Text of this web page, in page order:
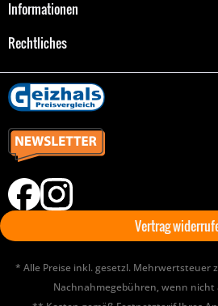
Informationen
Rechtliches
Vertrag
* Alle Preise inkl. gesetzl. Mehrwertsteuer
Nachnahmegebühren, wenn nicht